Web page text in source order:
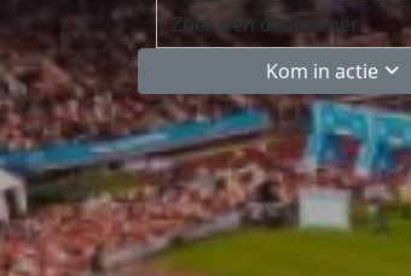
Kom in actie